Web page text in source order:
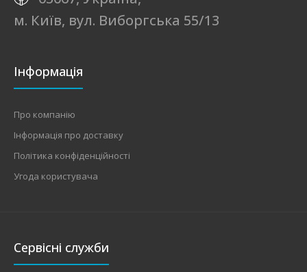
м. Київ, вул. Виборгська 55/13
Інформація
Про компанію
Інформація про доставку
Політика конфіденційності
Угода користувача
Сервісні служби